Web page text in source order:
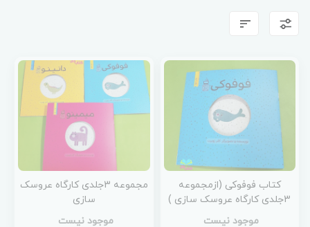
کتاب فوفوکی (ازمجموعه
3جلدی کارگاه عروسک سازی )
موجود نیست
مجموعه 3جلدی کارگاه عروسک
سازی
موجود نیست